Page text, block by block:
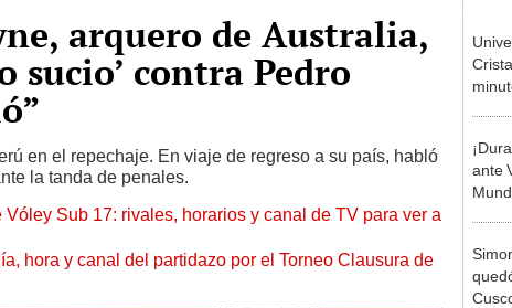
arquero de Australia,
sucio’ contra Pedro
en el repechaje. En viaje de regreso a su país, habló
la tanda de penales.
Sub 17: rivales, horarios y canal de TV para ver a
hora y canal del partidazo por el Torneo Clausura de
ante